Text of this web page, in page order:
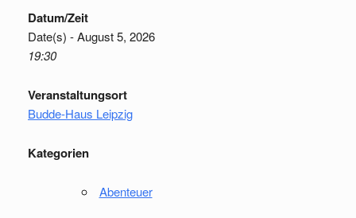
Datum/Zeit
Date(s) - August 5, 2026
19:30
Veranstaltungsort
Budde-Haus Leipzig
Kategorien
Abenteuer